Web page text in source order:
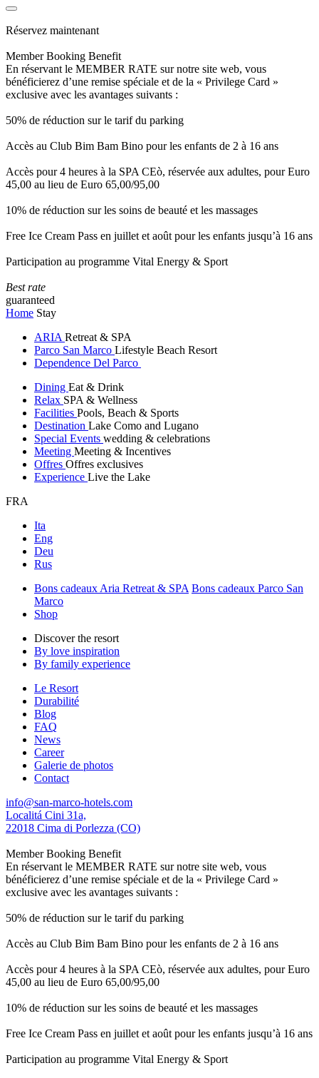
Réservez maintenant
Member Booking Benefit
En réservant le MEMBER RATE sur notre site web, vous
bénéficierez d’une remise spéciale et de la « Privilege Card »
exclusive avec les avantages suivants :
50% de réduction sur le tarif du parking
Accès au Club Bim Bam Bino pour les enfants de 2 à 16 ans
Accès pour 4 heures à la SPA CEò, réservée aux adultes, pour Euro
45,00 au lieu de Euro 65,00/95,00
10% de réduction sur les soins de beauté et les massages
Free Ice Cream Pass en juillet et août pour les enfants jusqu’à 16 ans
Participation au programme Vital Energy & Sport
Best rate
guaranteed
Home Stay
ARIA Retreat & SPA
Parco San Marco Lifestyle Beach Resort
Dependence Del Parco
Dining Eat & Drink
Relax SPA & Wellness
Facilities Pools, Beach & Sports
Destination Lake Como and Lugano
Special Events wedding & celebrations
Meeting Meeting & Incentives
Offres Offres exclusives
Experience Live the Lake
FRA
Ita
Eng
Deu
Rus
Bons cadeaux Aria Retreat & SPA Bons cadeaux Parco San
Marco
Shop
Discover the resort
By love inspiration
By family experience
Le Resort
Durabilité
Blog
FAQ
News
Career
Galerie de photos
Contact
info@san-marco-hotels.com
Localitá Cini 31a,
22018 Cima di Porlezza (CO)
Member Booking Benefit
En réservant le MEMBER RATE sur notre site web, vous
bénéficierez d’une remise spéciale et de la « Privilege Card »
exclusive avec les avantages suivants :
50% de réduction sur le tarif du parking
Accès au Club Bim Bam Bino pour les enfants de 2 à 16 ans
Accès pour 4 heures à la SPA CEò, réservée aux adultes, pour Euro
45,00 au lieu de Euro 65,00/95,00
10% de réduction sur les soins de beauté et les massages
Free Ice Cream Pass en juillet et août pour les enfants jusqu’à 16 ans
Participation au programme Vital Energy & Sport